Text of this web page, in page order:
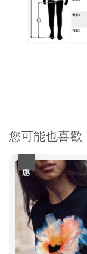
您可能也喜歡